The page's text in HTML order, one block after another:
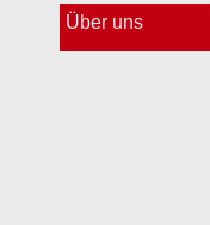
Über uns